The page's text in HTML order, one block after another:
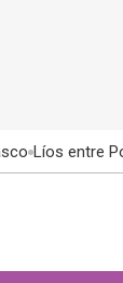
Líos entre